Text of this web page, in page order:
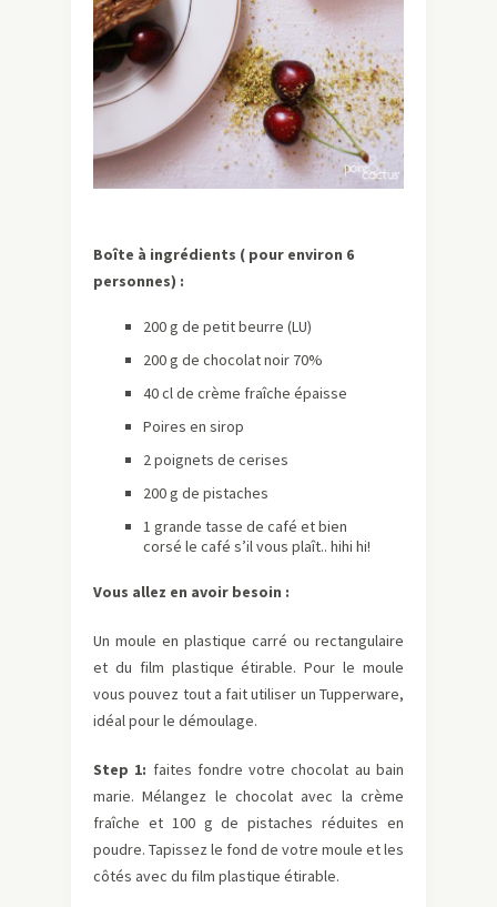
Boîte à ingrédients ( pour environ 6
personnes) :
200 g de petit beurre (LU)
200 g de chocolat noir 70%
40 cl de crème fraîche épaisse
Poires en sirop
2 poignets de cerises
200 g de pistaches
1 grande tasse de café et bien
corsé le café s’il vous plaît.. hihi hi!
Vous allez en avoir besoin :
Un moule en plastique carré ou rectangulaire
et du film plastique étirable. Pour le moule
vous pouvez tout a fait utiliser un Tupperware,
idéal pour le démoulage.
Step 1: faites fondre votre chocolat au bain
marie. Mélangez le chocolat avec la crème
fraîche et 100 g de pistaches réduites en
poudre. Tapissez le fond de votre moule et les
côtés avec du film plastique étirable.